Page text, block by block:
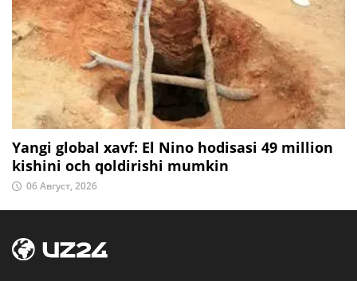
Yangi global xavf: El Nino hodisasi 49 million
kishini och qoldirishi mumkin
06 Август, 2026